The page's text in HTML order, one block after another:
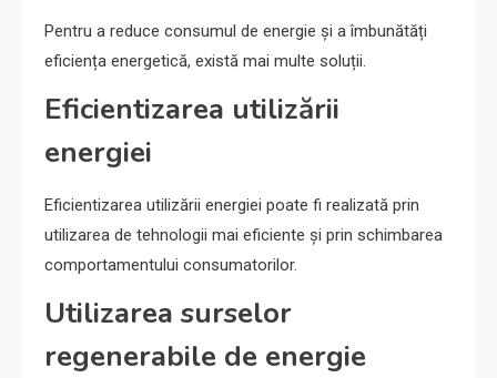
Pentru a reduce consumul de energie și a îmbunătăți
eficiența energetică, există mai multe soluții.
Eficientizarea utilizării
energiei
Eficientizarea utilizării energiei poate fi realizată prin
utilizarea de tehnologii mai eficiente și prin schimbarea
comportamentului consumatorilor.
Utilizarea surselor
regenerabile de energie